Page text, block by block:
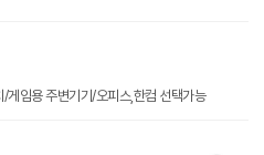
임용 주변기기/오피스,한컴 선택가능